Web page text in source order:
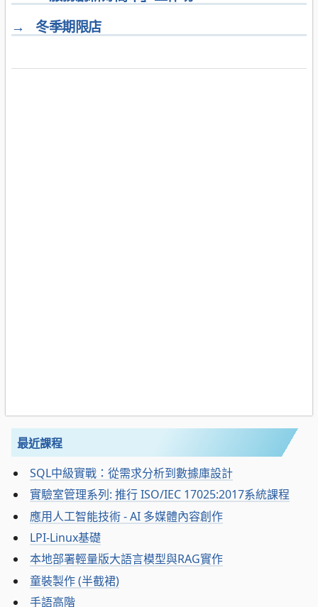
→
冬季期限店
最近課程
SQL中級實戰：從需求分析到數據庫設計
實驗室管理系列: 推行 ISO/IEC 17025:2017系統課程
應用人工智能技術 - AI 多媒體內容創作
LPI-Linux基礎
本地部署輕量版大語言模型與RAG實作
童裝製作 (半截裙)
手語高階